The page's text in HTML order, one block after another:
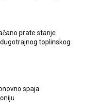
prate stanje
toplinskog
spaja